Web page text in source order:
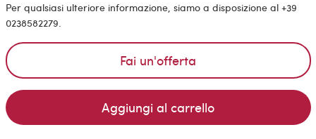
Per qualsiasi ulteriore informazione, siamo a disposizione al +39
0238582279.
Fai un'offerta
Aggiungi al carrello